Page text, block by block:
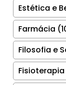
Estética e
Farmácia
Filosofia e